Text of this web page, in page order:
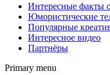
Интересные факты
Юмористические
Популярные
Интересное видео
Партнёры
Primary menu